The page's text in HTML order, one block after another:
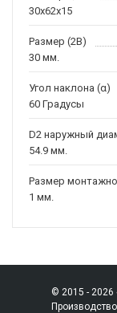
30x62x15
Размер (2B)
30 мм.
Угол наклона (α)
60 Градусы
D2 наружный
54.9 мм.
Размер
1 мм.
© 2015 - 2026